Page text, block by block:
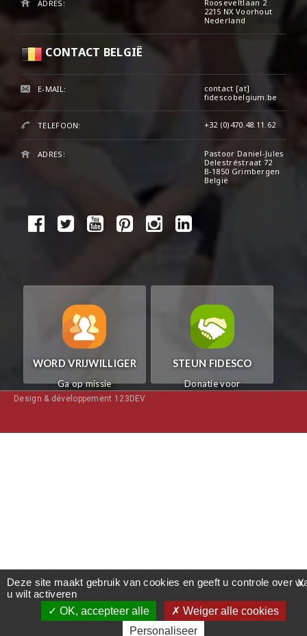
ADRES:
Rooseveltlaan 2
2215 NX Voorhout
Nederland
CONTACT BELGIË
E-MAIL:
contact [at]
fidescobelgium.be
TELEFOON: +32 (0)470.48.11.62
ADRES:
Pastoor Daniel-Jules
Delestréstraat 72
B-1850 Grimbergen
België
WORD VRIJWILLIGER
Ga op missie
met FIDESCO
STEUN FIDESCO
Donatie voor
Design & développement 123DEV
X
Deze site maakt gebruik van cookies en geeft u controle over
u wilt activeren
OK, accepteer alle
Weiger alle cookies
Personaliseer